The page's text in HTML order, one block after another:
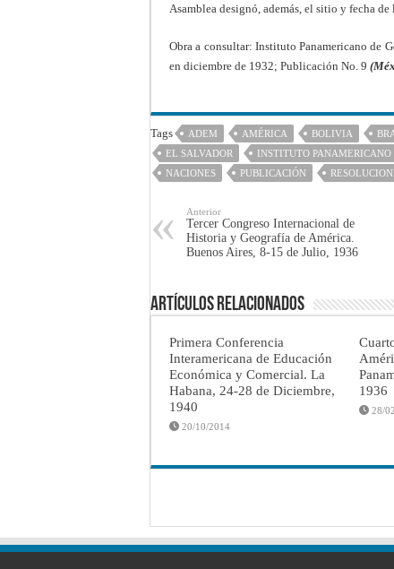
Asamblea designó, además, el sitio y fecha
Obra a consultar: Instituto Panamericano de
en diciembre de 1932; Publicación No. 9
Tags ADEM AMÉRICA BOLIVIA
EL SALVADOR
INSTITUTO PANAMERICANO
NACIONES
PUBLICACIÓN
Anterior
Tercer Congreso Internacional de
Historia y Geografía de América.
Buenos Aires, 8-15 de Julio, 1936
Artículos Relacionados
Primera Conferencia
Interamericana de Educación
Económica y Comercial. La
Habana, 24-28 de Diciembre,
1940
20/10/2014
1936
28/